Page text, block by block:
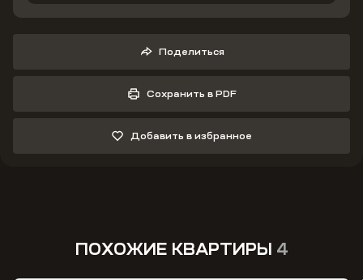
Поделиться
Сохранить в PDF
Добавить в избранное
ПОХОЖИЕ КВАРТИРЫ 4